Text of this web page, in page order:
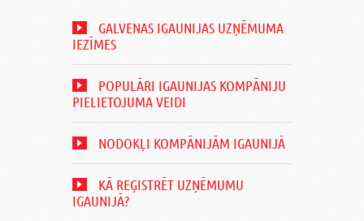
GALVENAS IGAUNIJAS UZŅĒMUMA
IEZĪMES
POPULĀRI IGAUNIJAS KOMPĀNIJU
PIELIETOJUMA VEIDI
NODOKĻI KOMPĀNIJĀM IGAUNIJĀ
KĀ REĢISTRĒT UZŅĒMUMU
IGAUNIJĀ?